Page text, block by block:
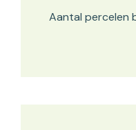
Aantal percelen